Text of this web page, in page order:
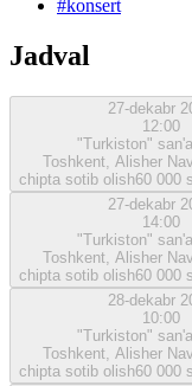
#konsert
Jadval
27-dekabr
12:00
"Turkiston"
Toshkent, Alisher
chipta sotib olish60 000
27-dekabr
14:00
"Turkiston"
Toshkent, Alisher
chipta sotib olish60 000
28-dekabr
10:00
"Turkiston"
Toshkent, Alisher
chipta sotib olish60 000